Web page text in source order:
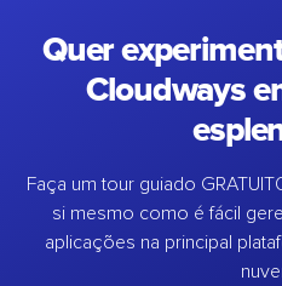
Quer
Cloudways
Faça um tour guiado
si mesmo como é fácil
aplicações na principal